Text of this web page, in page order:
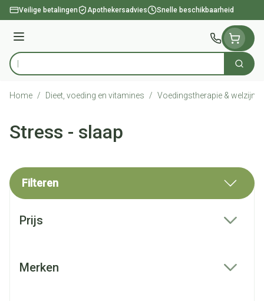
Ga naar de inhoud
Veilige betalingen Apothekersadvies Snelle beschikbaarheid
Menu
Product, merk, categorie... Zoek
Home / Dieet, voeding en vitamines / Voedingstherapie & welzijn
Stress - slaap
Filteren
Prijs
Merken